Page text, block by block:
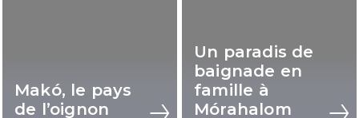
Makó, le pays
de l’oignon
Un paradis de
baignade en
famille à
Mórahalom